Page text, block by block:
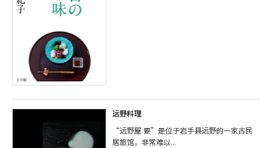
远野料理
“远野屋 要”是位于岩手县远野的一家古民
居旅馆，非常难以...